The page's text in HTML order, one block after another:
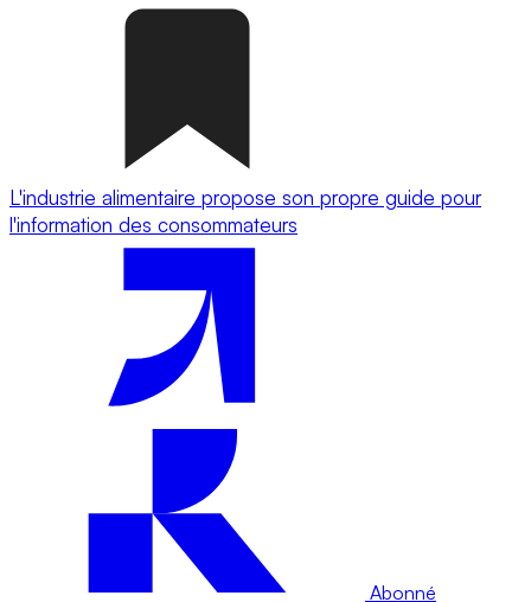
L'industrie alimentaire propose son propre guide pour
l'information des consommateurs
Abonné